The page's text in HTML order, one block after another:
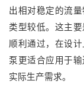
出相对稳定的流
类型较低。这主
顺利通过，在设
泵更适合应用于
实际生产需求。